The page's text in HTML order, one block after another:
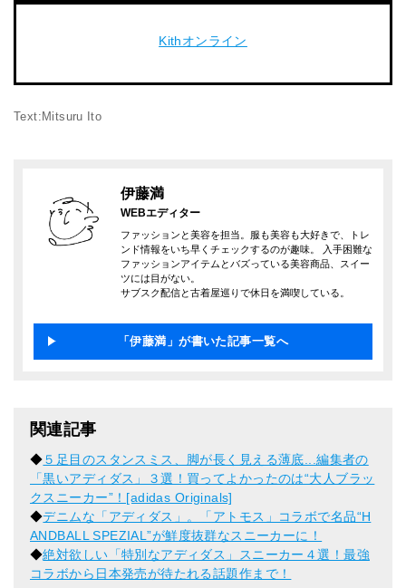
Kithオンライン
Text:Mitsuru Ito
伊藤満
WEBエディター
ファッションと美容を担当。服も美容も大好きで、トレ
ンド情報をいち早くチェックするのが趣味。 入手困難な
ファッションアイテムとバズっている美容商品、スイー
ツには目がない。
サブスク配信と古着屋巡りで休日を満喫している。
「伊藤満」が書いた記事一覧へ
関連記事
◆５足目のスタンスミス、脚が長く見える薄底...編集者の
「黒いアディダス」３選！買ってよかったのは“大人ブラッ
クスニーカー”！[adidas Originals]
◆デニムな「アディダス」。「アトモス」コラボで名品“H
ANDBALL SPEZIAL”が鮮度抜群なスニーカーに！
◆絶対欲しい「特別なアディダス」スニーカー４選！最強
コラボから日本発売が待たれる話題作まで！